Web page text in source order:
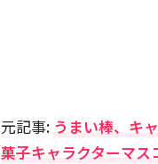
元記事: うまい棒、キ
菓子キャラクターマス